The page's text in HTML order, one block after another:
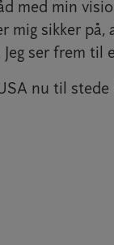
med min
mig sikker
ser frem til
nu til stede